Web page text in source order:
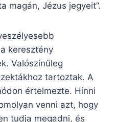
magán, Jézus jegyeit”.
keresztény
Valószínűleg
tartoztak. A
értelmezte. Hinni
venni azt, hogy
tudja megadni, és